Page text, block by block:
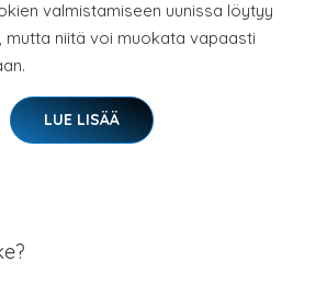
valmistamiseen uunissa löytyy
mutta niitä voi muokata vapaasti
LUE LISÄÄ